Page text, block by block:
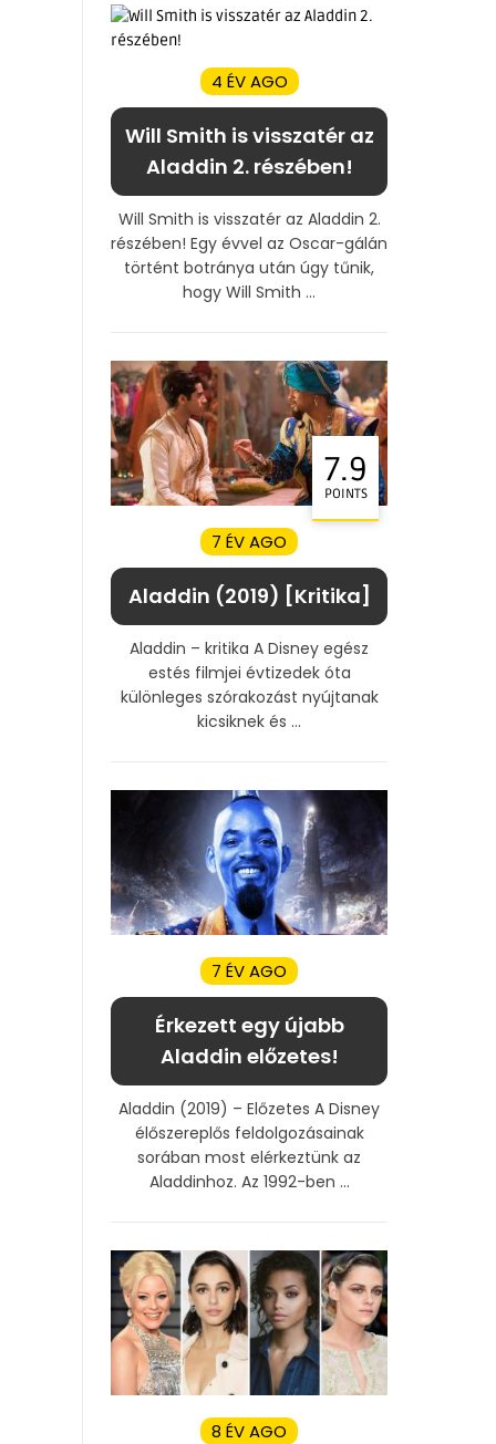
4 ÉV AGO
Will Smith is visszatér az
Aladdin 2. részében!
Will Smith is visszatér az Aladdin 2.
részében! Egy évvel az Oscar-gálán
történt botránya után úgy tűnik,
hogy Will Smith ...
7.9
POINTS
7 ÉV AGO
Aladdin (2019) [Kritika]
Aladdin – kritika A Disney egész
estés filmjei évtizedek óta
különleges szórakozást nyújtanak
kicsiknek és ...
7 ÉV AGO
Érkezett egy újabb
Aladdin előzetes!
Aladdin (2019) – Előzetes A Disney
élőszereplős feldolgozásainak
sorában most elérkeztünk az
Aladdinhoz. Az 1992-ben ...
8 ÉV AGO